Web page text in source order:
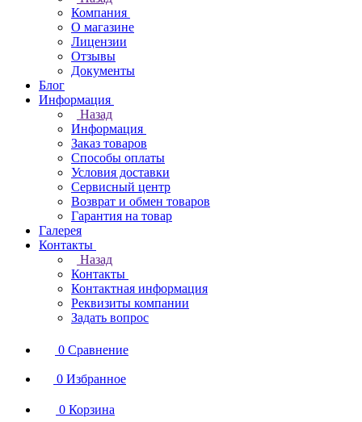
Компания
О магазине
Лицензии
Отзывы
Документы
Блог
Информация
Назад
Информация
Заказ товаров
Способы оплаты
Условия доставки
Сервисный центр
Возврат и обмен товаров
Гарантия на товар
Галерея
Контакты
Назад
Контакты
Контактная информация
Реквизиты компании
Задать вопрос
0 Сравнение
0 Избранное
0 Корзина